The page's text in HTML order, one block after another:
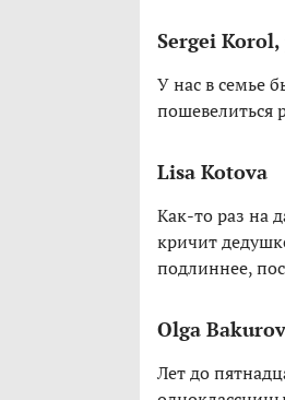
Sergei
У нас в семье
пошевелиться
Lisa Kotova
Как-то раз на
кричит
подлиннее,
Olga
Лет до